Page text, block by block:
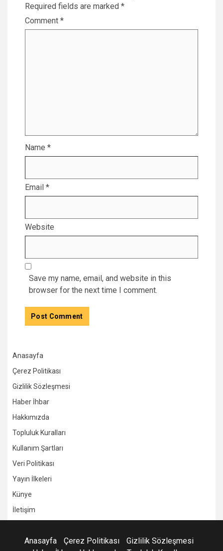
Required fields are marked *
Comment *
Name *
Email *
Website
Save my name, email, and website in this
browser for the next time I comment.
Anasayfa
Çerez Politikası
Gizlilik Sözleşmesi
Haber İhbar
Hakkımızda
Topluluk Kuralları
Kullanım Şartları
Veri Politikası
Yayın İlkeleri
Künye
İletişim
Anasayfa Çerez Politikası
Gizlilik Sözleşmesi